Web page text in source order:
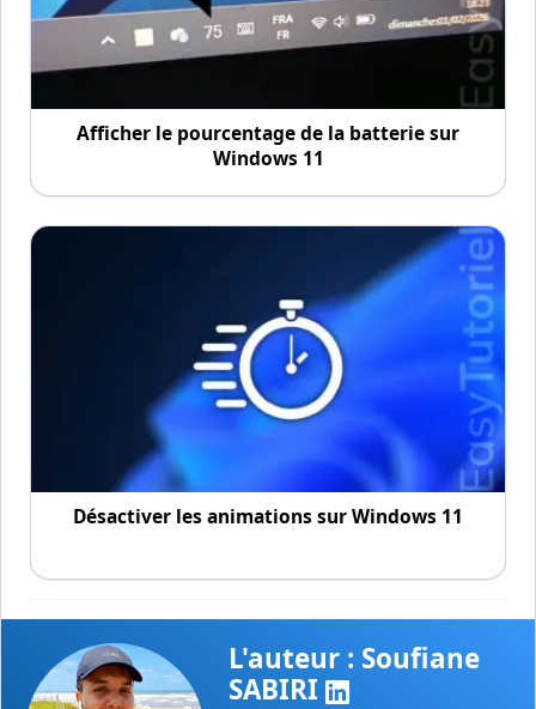
Afficher le pourcentage de la batterie sur
Windows 11
Désactiver les animations sur Windows 11
L'auteur : Soufiane
SABIRI